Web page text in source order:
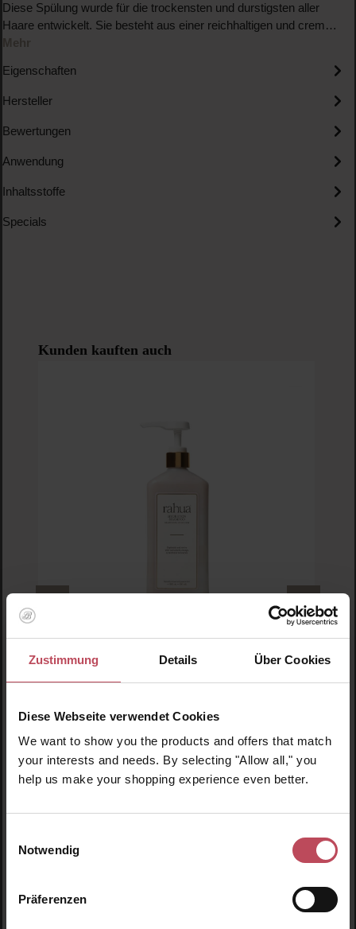
Zustimmung Details Über Cookies
Diese Webseite verwendet Cookies
We want to show you the products and offers that match
your interests and needs. By selecting "Allow all," you
help us make your shopping experience even better.
Notwendig
Präferenzen
Diese Spülung wurde für die trockensten und durstigsten aller
Haare entwickelt. Sie besteht aus einer reichhaltigen und crem…
Mehr
Eigenschaften
Hersteller
Bewertungen
Anwendung
Inhaltsstoffe
Specials
Produktgalerie überspringen
Kunden kauften auch
Rahua Hydration Shampoo 530ml
Shampoo
530 ml(12,07 € / 100 ml)
Regulärer Preis:
63,95 €
Produktgalerie überspringen
Ähnliche Produkte